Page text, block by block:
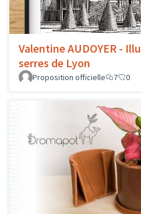
Valentine AUDOYER -
serres de Lyon
Proposition officielle 7 0